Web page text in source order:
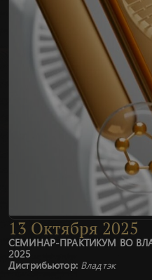
13 Октября 2025
СЕМИНАР-ПРАКТИКУМ ВО
2025
Дистрибьютор: Владтэк